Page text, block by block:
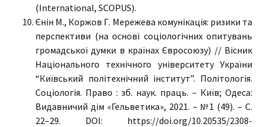
(International, SCOPUS).
Єнін М., Коржов Г. Мережева комунікація: ризики та
перспективи (на основі соціологічних опитувань
громадської думки в країнах Євросоюзу) // Вісник
Національного технічного університету України
“Київський політехнічний інститут”. Політологія.
Соціологія. Право : зб. наук. праць. – Київ; Одеса:
Видавничий дім «Гельветика», 2021. – №1 (49). – С.
22–29. DOI: https://doi.org/10.20535/2308-